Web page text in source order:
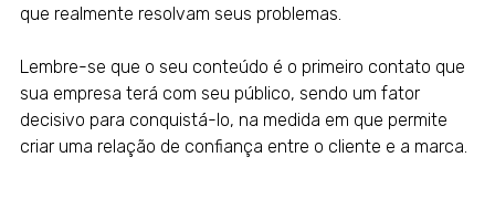
que realmente resolvam seus problemas.
Lembre-se que o seu conteúdo é o primeiro contato que
sua empresa terá com seu público, sendo um fator
decisivo para conquistá-lo, na medida em que permite
criar uma relação de confiança entre o cliente e a marca.